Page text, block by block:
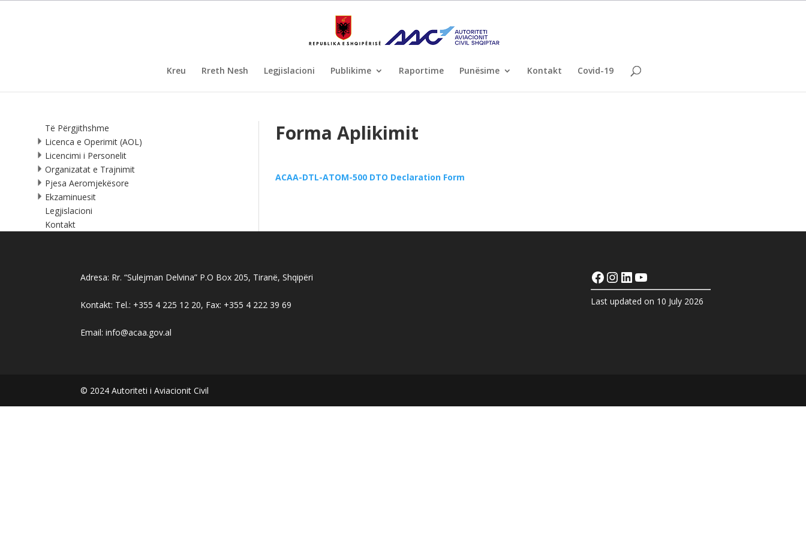
Kreu Rreth Nesh Legjislacioni Publikime Raportime Punësime Kontakt Covid-19
Të Përgjithshme
Licenca e Operimit (AOL)
Licencimi i Personelit
Organizatat e Trajnimit
Pjesa Aeromjekësore
Ekzaminuesit
Legjislacioni
Kontakt
Forma Aplikimit
ACAA-DTL-ATOM-500 DTO Declaration Form
Adresa: Rr. “Sulejman Delvina” P.O Box 205, Tiranë, Shqipëri
Kontakt: Tel.: +355 4 225 12 20, Fax: +355 4 222 39 69
Email: info@acaa.gov.al
Facebook
Instagram
LinkedIn
YouTube
Last updated on 10 July 2026
© 2024 Autoriteti i Aviacionit Civil